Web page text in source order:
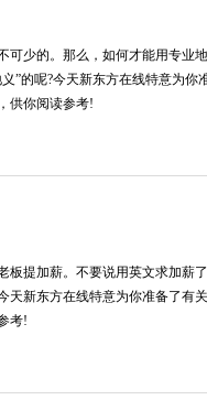
可少的。那么，如何才能用专业
”的呢?今天新东方在线特意为你
供你阅读参考!
板提加薪。不要说用英文求加薪
天新东方在线特意为你准备了有
考!